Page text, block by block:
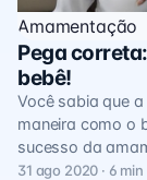
Amamentação
Pega
bebê!
Você sabia que
maneira como o
sucesso da
31 ago 2020 · 6 min